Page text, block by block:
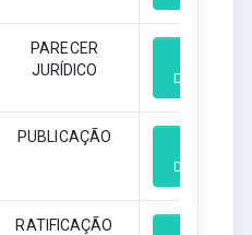
PARECER
JURÍDICO
Download
PUBLICAÇÃO
Download
RATIFICAÇÃO